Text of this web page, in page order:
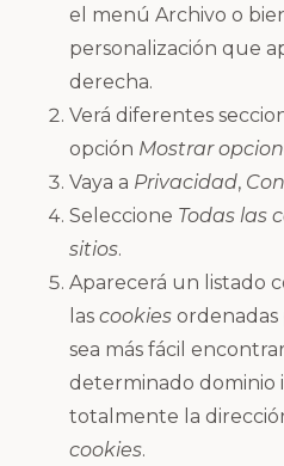
el menú Archivo o
personalización que
derecha.
Verá diferentes
opción Mostrar
Vaya a Privacidad,
Seleccione Todas las
sitios.
Aparecerá un listado
las cookies ordenadas
sea más fácil
determinado dominio
totalmente la
cookies.